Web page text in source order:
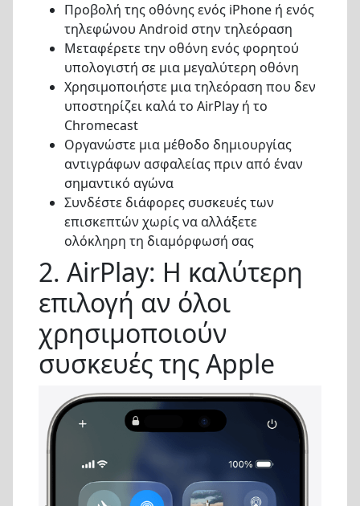
Προβολή της οθόνης ενός iPhone ή ενός
τηλεφώνου Android στην τηλεόραση
Μεταφέρετε την οθόνη ενός φορητού
υπολογιστή σε μια μεγαλύτερη οθόνη
Χρησιμοποιήστε μια τηλεόραση που δεν
υποστηρίζει καλά το AirPlay ή το
Chromecast
Οργανώστε μια μέθοδο δημιουργίας
αντιγράφων ασφαλείας πριν από έναν
σημαντικό αγώνα
Συνδέστε διάφορες συσκευές των
επισκεπτών χωρίς να αλλάξετε
ολόκληρη τη διαμόρφωσή σας
2. AirPlay: Η καλύτερη
επιλογή αν όλοι
χρησιμοποιούν
συσκευές της Apple